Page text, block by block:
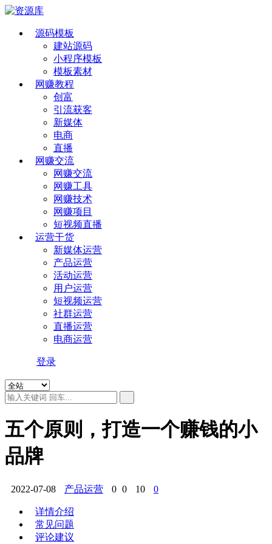
源码模板
建站源码
小程序模板
模板素材
网赚教程
创富
引流获客
新媒体
电商
直播
网赚交流
网赚交流
网赚工具
网赚技术
网赚项目
短视频直播
运营干货
新媒体运营
产品运营
活动运营
用户运营
短视频运营
社群运营
直播运营
电商运营
登录
五个原则，打造一个赚钱的小
品牌
2022-07-08 产品运营 0 0 10 0
详情介绍
常见问题
评论建议